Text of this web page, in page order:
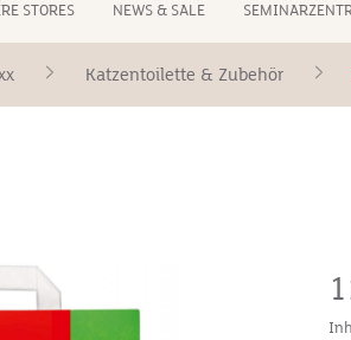
STORES NEWS & SALE
Katzentoilette & Zubehör